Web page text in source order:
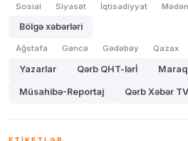
Sosial Siyasət İqtisadiyyat
Bölgə xəbərləri
Ağstafa Gəncə Gədəbəy Qazax
Yazarlar Qərb QHT-lərİ
Müsahibə-Reportaj Qərb Xəbər TV